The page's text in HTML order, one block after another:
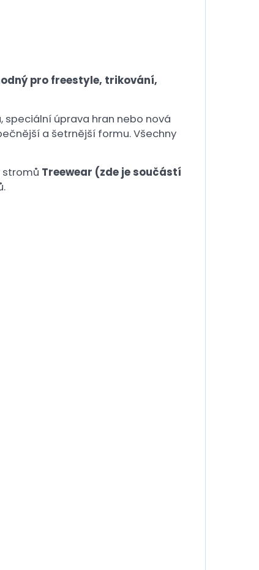
pro freestyle, trikování,
speciální úprava hran nebo nová
a šetrnější formu. Všechny
stromů Treewear (zde je součástí